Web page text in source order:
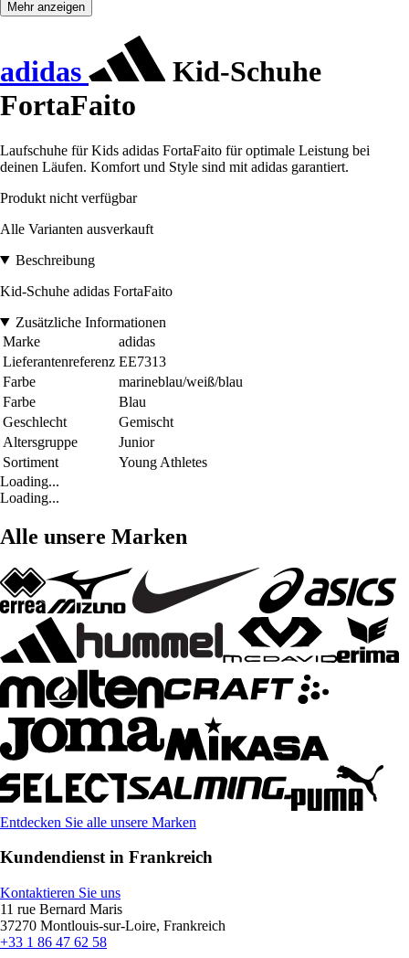
Mehr anzeigen
adidas
Kid-Schuhe
FortaFaito
Laufschuhe für Kids adidas FortaFaito für optimale Leistung bei
deinen Läufen. Komfort und Style sind mit adidas garantiert.
Produkt nicht verfügbar
Alle Varianten ausverkauft
Beschreibung
Kid-Schuhe adidas FortaFaito
Zusätzliche Informationen
Marke
adidas
Lieferantenreferenz EE7313
Farbe
marineblau/weiß/blau
Farbe
Blau
Geschlecht
Gemischt
Altersgruppe
Junior
Sortiment
Young Athletes
Loading...
Loading...
Alle unsere Marken
Entdecken Sie alle unsere Marken
Kundendienst in Frankreich
Kontaktieren Sie uns
11 rue Bernard Maris
37270 Montlouis-sur-Loire, Frankreich
+33 1 86 47 62 58